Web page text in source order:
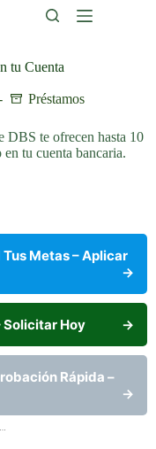
tu Cuenta
Préstamos
DBS te ofrecen hasta 10
tu cuenta bancaria.
Metas – Aplicar
→
Solicitar Hoy →
Rápida –
→